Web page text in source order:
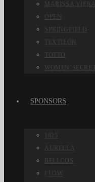
MARISSA VIERA
OPEN
SPRINGFIELD
TEXTILÓN
TOTTO
WOMEN’SECRET
SPONSORS
1825
AURELLA
BELLCOS
FLOW